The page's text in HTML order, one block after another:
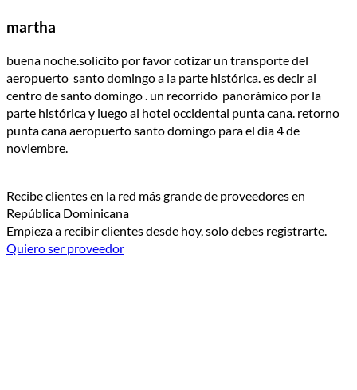
martha
buena noche.solicito por favor cotizar un transporte del
aeropuerto santo domingo a la parte histórica. es decir al
centro de santo domingo . un recorrido panorámico por la
parte histórica y luego al hotel occidental punta cana. retorno
punta cana aeropuerto santo domingo para el dia 4 de
noviembre.
Recibe clientes en la red más grande de proveedores en
República Dominicana
Empieza a recibir clientes desde hoy, solo debes registrarte.
Quiero ser proveedor